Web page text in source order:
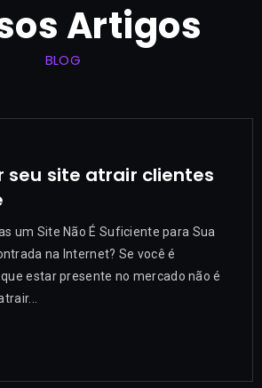
Artigos
BLOG
seu site atrair clientes
um Site Não É Suficiente para Sua
na Internet? Se você é
estar presente no mercado não é